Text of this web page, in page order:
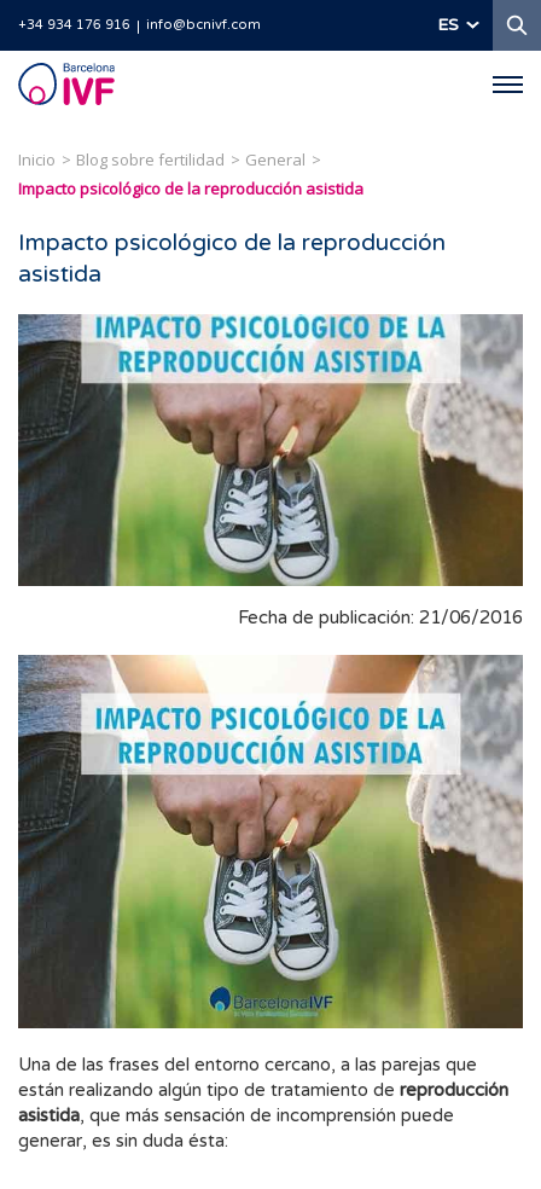
+34 934 176 916 info@bcnivf.com ES
Barcelona
IVF
Inicio Blog sobre fertilidad
General
Impacto psicológico de la reproducción asistida
Impacto psicológico de la reproducción
asistida
Fecha de publicación: 21/06/2016
Una de las frases del entorno cercano, a las parejas que
están realizando algún tipo de tratamiento de reproducción
asistida, que más sensación de incomprensión puede
generar, es sin duda ésta: